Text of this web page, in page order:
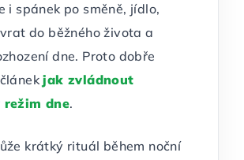
i spánek po směně, jídlo,
do běžného života a
dne. Proto dobře
jak zvládnout
režim dne.
krátký rituál během noční